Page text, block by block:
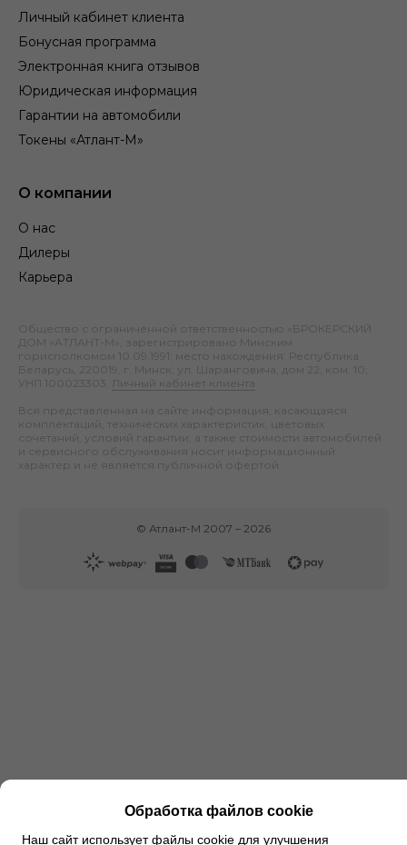
Личный кабинет клиента
Бонусная программа
Электронная книга отзывов
Юридическая информация
Гарантии на автомобили
Токены «Атлант-М»
О компании
О нас
Дилеры
Карьера
Общество с ограниченной ответственностью «БРОКЕРСКИЙ
ДОМ «АТЛАНТ-М», зарегистрировано Минским
горисполкомом 10.09.1991; место нахождения: Республика
Беларусь, 220019, г. Минск, ул. Шаранговича, дом 22, ком. 10;
УНП 100023303.
Личный кабинет клиента
Вся представленная на сайте информация, касающаяся
комплектаций, технических характеристик, цветовых
сочетаний, условий гарантии, а также стоимости автомобилей
и сервисного обслуживания носит информационный
характер и не является публичной офертой.
© Атлант-М 2007 – 2026
Обработка файлов cookie
Наш сайт использует файлы cookie для улучшения